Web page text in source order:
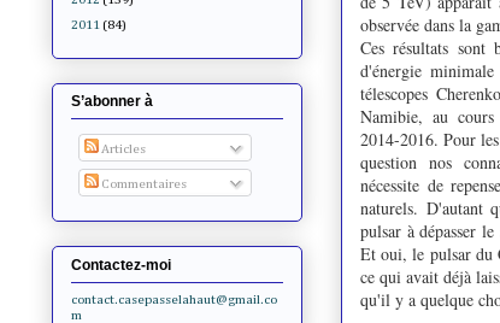
observée dans la
Ces résultats sont
d'énergie
télescopes
Namibie, au cours
2014-2016. Pour
question nos
nécessite de
naturels. D'autant
pulsar à dépasser
Et oui, le pulsar du
ce qui avait déjà
qu'il y a quelque
2011 (84)
S’abonner à
Articles
Commentaires
Contactez-moi
contact.casepasselahaut@gmail.co
m